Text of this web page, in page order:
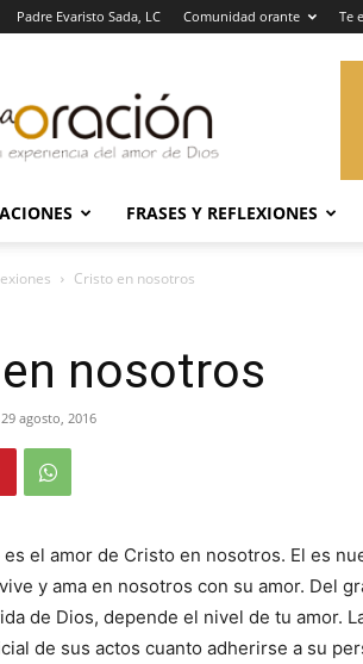
Padre Evaristo Sada, LC Comunidad orante Te
Oración
FRASES Y REFLEXIONES
Cristo en nosotros
nosotros
29 agosto, 2016
el amor de Cristo en nosotros. El es
y ama en nosotros con su amor. Del
de Dios, depende el nivel de tu amor.
de sus actos cuanto adherirse a su